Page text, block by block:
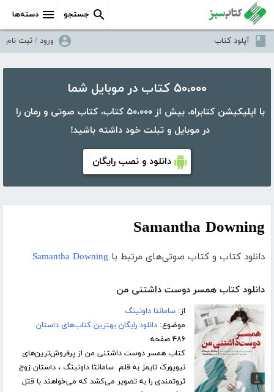
دسته‌ها جستجو
آپلود کتاب ورود / ثبت نام
۵۰،۰۰۰ کتاب در موبایل شما
با اپلیکیشن کتابراه، بیش از ۵۰،۰۰۰ کتاب، کتاب صوتی و رمان را
در موبایل و تبلت خود داشته باشید!
دانلود و نصب رایگان
Samantha Downing
دانلود کتاب و کتاب صوتی‌های مرتبط با Samantha Downing
دانلود کتاب همسر دوست داشتنی من
از:سامانتا داونینگ
موضوع:دانلود رایگان بهترین کتاب‌های داستان
۴۸۶ صفحه
کتاب همسر دوست داشتنی من از پرفروش‌ترین‌های
نیویورک تایمز به قلم سامانتا داونینگ ، داستان زوج
ثروتمندی را به تصویر می‌کشد که می‌خواهند با قتل